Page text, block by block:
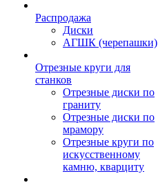
Распродажа
Диски
АГШК (черепашки)
Отрезные круги для
станков
Отрезные диски по
граниту
Отрезные диски по
мрамору
Отрезные круги по
искусственному
камню, кварциту